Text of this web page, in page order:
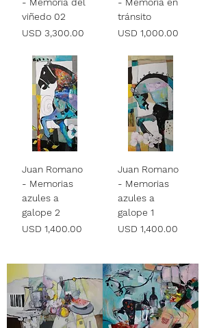
viñedo 02
Precio
USD 3,300.00
tránsito
Precio
USD 1,000.00
Juan Romano
- Memorias
azules a
galope 2
Precio
USD 1,400.00
Juan Romano
- Memorias
azules a
galope 1
Precio
USD 1,400.00